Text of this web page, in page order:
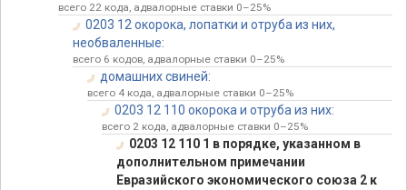
всего 22 кода, адвалорные ставки 0–25%
0203 12 окорока, лопатки и отруба из них,
необваленные:
всего 6 кодов, адвалорные ставки 0–25%
домашних свиней:
всего 4 кода, адвалорные ставки 0–25%
0203 12 110 окорока и отруба из них:
всего 2 кода, адвалорные ставки 0–25%
0203 12 110 1 в порядке, указанном в
дополнительном примечании
Евразийского экономического союза 2 к